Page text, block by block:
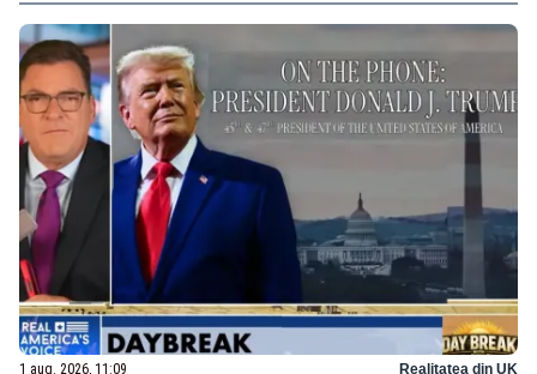
1 aug. 2026, 11:09 Realitatea din UK